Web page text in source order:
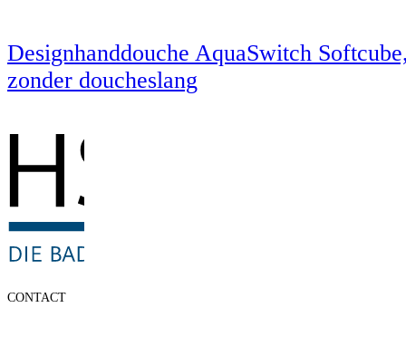
Designhanddouche AquaSwitch
zonder doucheslang
CONTACT